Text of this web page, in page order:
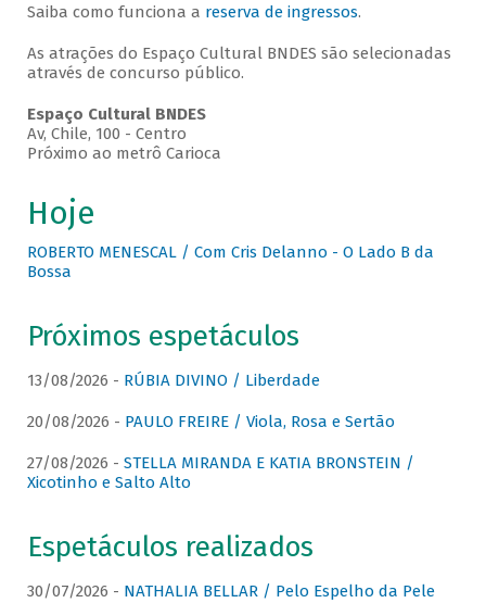
Saiba como funciona a reserva de ingressos.
As atrações do Espaço Cultural BNDES são selecionadas
através de concurso público.
Espaço Cultural BNDES
Av, Chile, 100 - Centro
Próximo ao metrô Carioca
Hoje
ROBERTO MENESCAL / Com Cris Delanno - O Lado B da
Bossa
Próximos espetáculos
13/08/2026 - RÚBIA DIVINO / Liberdade
20/08/2026 - PAULO FREIRE / Viola, Rosa e Sertão
27/08/2026 - STELLA MIRANDA E KATIA BRONSTEIN /
Xicotinho e Salto Alto
Espetáculos realizados
30/07/2026 - NATHALIA BELLAR / Pelo Espelho da Pele